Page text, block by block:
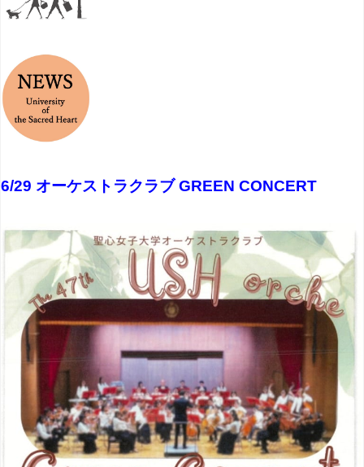
6/29 オーケストラクラブ GREEN CONCERT